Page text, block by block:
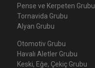
Pense ve Kerpeten Grubu
Tornavida Grubu
Alyan Grubu
Otomotiv Grubu
Havalı Aletler Grubu
Keski, Eğe, Çekiç Grubu